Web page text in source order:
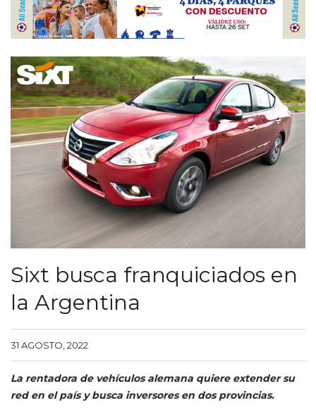
Sixt busca franquiciados en
la Argentina
31 AGOSTO, 2022
La rentadora de vehículos alemana quiere extender su
red en el país y busca inversores en dos provincias.